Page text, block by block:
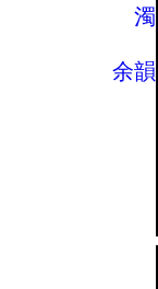
濁
余韻